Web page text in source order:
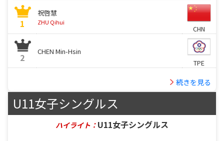
1
祝啓慧
ZHU Qihui
CHN
2
CHEN Min-Hsin
TPE
続きを見る
U11女子シングルス
ハイライト： U11女子シングルス